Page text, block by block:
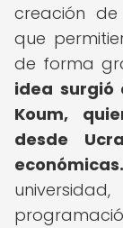
creación
que
de forma
idea surgió
Koum,
desde
económicas.